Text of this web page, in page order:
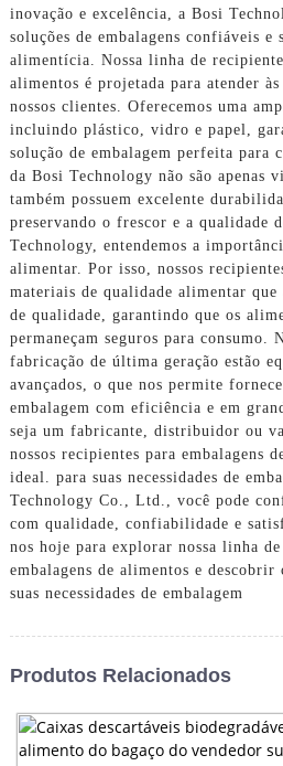
inovação e excelência, a Bosi
soluções de embalagens confiáveis ​​e
alimentícia. Nossa linha de
alimentos é projetada para atender às
nossos clientes. Oferecemos uma
incluindo plástico, vidro e papel,
solução de embalagem perfeita para
da Bosi Technology não são apenas
também possuem excelente
preservando o frescor e a qualidade
Technology, entendemos a
alimentar. Por isso, nossos
materiais de qualidade alimentar que
de qualidade, garantindo que os
permaneçam seguros para consumo.
fabricação de última geração estão
avançados, o que nos permite
embalagem com eficiência e em
seja um fabricante, distribuidor ou
nossos recipientes para embalagens
ideal. para suas necessidades de
Technology Co., Ltd., você pode
com qualidade, confiabilidade e
nos hoje para explorar nossa linha
embalagens de alimentos e descobrir
suas necessidades de embalagem
Produtos Relacionados